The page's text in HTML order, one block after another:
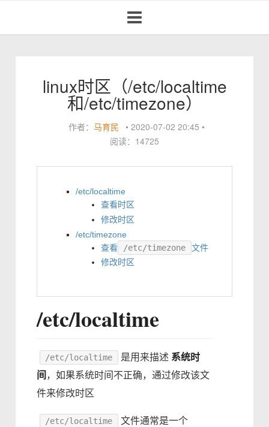
navigation
linux时区（/etc/localtime
和/etc/timezone）
作者： 马育民 • 2020-07-02 20:45 •
阅读：14725
/etc/localtime
查看时区
修改时区
/etc/timezone
查看
/etc/timezone
文件
修改时区
/etc/localtime
/etc/localtime 是用来描述 系统时
间 ，如果系统时间不正确，通过修改该文
件来修改时区
/etc/localtime
文件通常是一个